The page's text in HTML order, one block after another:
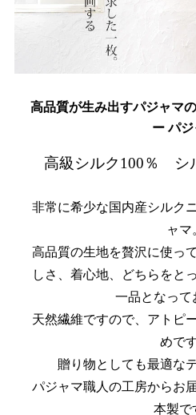
高品質が生み出すパジャマ
ー パ
高級シルク100％ シ
非常に希少な国内産シルク
ャマ
高品質の生地を贅沢に使っ
しさ、着心地、どちらをと
一品となって
天然繊維ですので、アトピ
めです
贈り物としても最適な
パジャマ職人の工房からお
本製で